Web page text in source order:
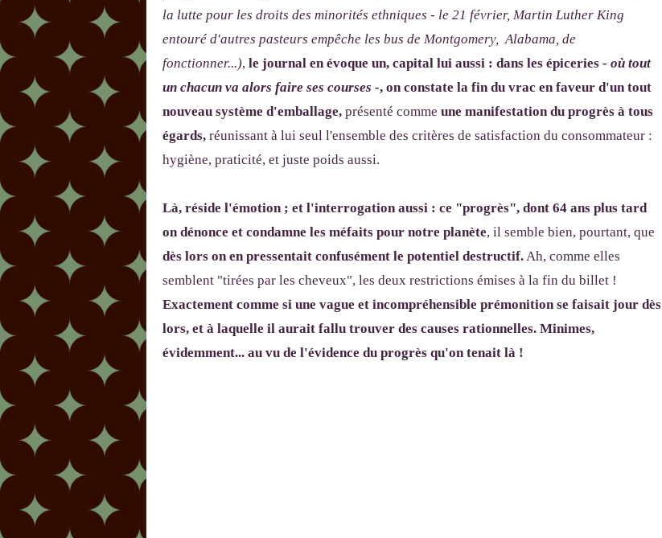
la lutte pour les droits des minorités ethniques - le 21 février, Martin Luther King
entouré d'autres pasteurs empêche les bus de Montgomery, Alabama, de
fonctionner...), le journal en évoque un, capital lui aussi : dans les épiceries - où tout
un chacun va alors faire ses courses -, on constate la fin du vrac en faveur d'un tout
nouveau système d'emballage, présenté comme une manifestation du progrès à tous
égards, réunissant à lui seul l'ensemble des critères de satisfaction du consommateur :
hygiène, praticité, et juste poids aussi.
Là, réside l'émotion ; et l'interrogation aussi : ce "progrès", dont 64 ans plus tard
on dénonce et condamne les méfaits pour notre planète, il semble bien, pourtant, que
dès lors on en pressentait confusément le potentiel destructif.Ah, comme elles
semblent "tirées par les cheveux", les deux restrictions émises à la fin du billet !
Exactement comme si une vague et incompréhensible prémonition se faisait jour dès
lors, et à laquelle il aurait fallu trouver des causes rationnelles. Minimes,
évidemment... au vu de l'évidence du progrès qu'on tenait là !